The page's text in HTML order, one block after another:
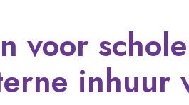
voor
inhuur